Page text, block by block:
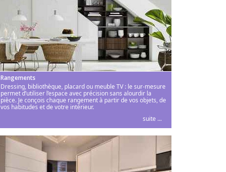
Rangements
Dressing, bibliothèque, placard ou meuble TV : le sur-mesure
permet d’utiliser l’espace avec précision sans alourdir la
pièce. Je conçois chaque rangement à partir de vos objets, de
vos habitudes et de votre intérieur.
suite ...